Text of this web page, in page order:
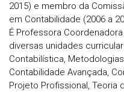
2015) e membro da
em Contabilidade (2006 a
É Professora
diversas unidades
Contabilística,
Contabilidade Avançada,
Projeto Profissional, Teoria